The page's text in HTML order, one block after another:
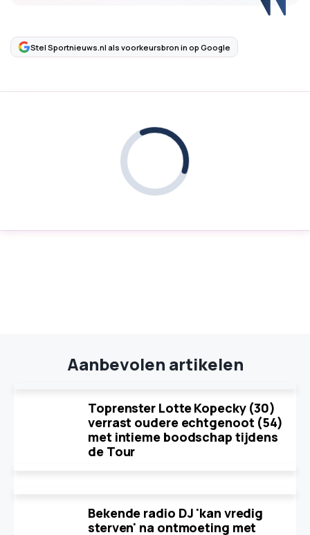
Stel Sportnieuws.nl als voorkeursbron in op Google
Aanbevolen artikelen
Toprenster Lotte Kopecky (30)
verrast oudere echtgenoot (54)
met intieme boodschap tijdens
de Tour
Bekende radio DJ 'kan vredig
sterven' na ontmoeting met